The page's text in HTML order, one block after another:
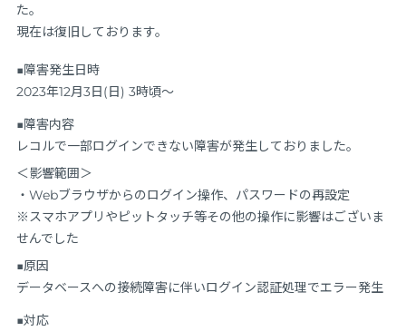
た。
現在は復旧しております。
■障害発生日時
2023年12月3日(日) 3時頃～
■障害内容
レコルで一部ログインできない障害が発生しておりました。
＜影響範囲＞
・Webブラウザからのログイン操作、パスワードの再設定
※スマホアプリやピットタッチ等その他の操作に影響はございま
せんでした
■原因
データベースへの接続障害に伴いログイン認証処理でエラー発生
■対応